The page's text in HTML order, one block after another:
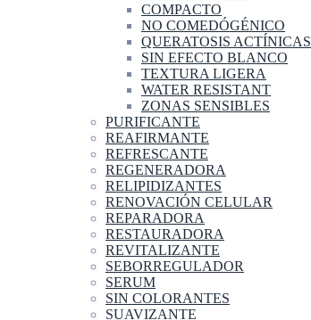
COMPACTO
NO COMEDÓGÉNICO
QUERATOSIS ACTÍNICAS
SIN EFECTO BLANCO
TEXTURA LIGERA
WATER RESISTANT
ZONAS SENSIBLES
PURIFICANTE
REAFIRMANTE
REFRESCANTE
REGENERADORA
RELIPIDIZANTES
RENOVACIÓN CELULAR
REPARADORA
RESTAURADORA
REVITALIZANTE
SEBORREGULADOR
SERUM
SIN COLORANTES
SUAVIZANTE